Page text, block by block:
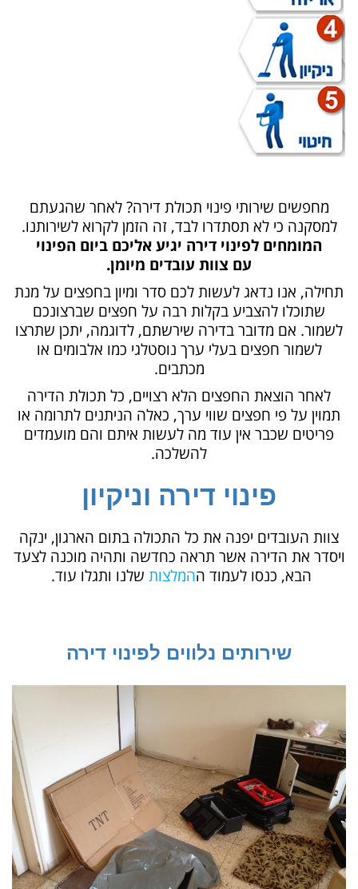
מחפשים שירותי פינוי תכולת דירה? לאחר שהגעתם
למסקנה כי לא תסתדרו לבד, זה הזמן לקרוא לשירותנו.
המומחים לפינוי דירה יגיע אליכם ביום הפינוי
עם צוות עובדים מיומן.
תחילה, אנו נדאג לעשות לכם סדר ומיון בחפצים על מנת
שתוכלו להצביע בקלות רבה על חפצים שברצונכם
לשמור. אם מדובר בדירה שירשתם, לדוגמה, יתכן שתרצו
לשמור חפצים בעלי ערך נוסטלגי כמו אלבומים או
מכתבים.
לאחר הוצאת החפצים הלא רצויים, כל תכולת הדירה
תמוין על פי חפצים שווי ערך, כאלה הניתנים לתרומה או
פריטים שכבר אין עוד מה לעשות איתם והם מועמדים
להשלכה.
פינוי דירה וניקיון
צוות העובדים יפנה את כל התכולה בתום הארגון, ינקה
ויסדר את הדירה אשר תראה כחדשה ותהיה מוכנה לצעד
הבא, כנסו לעמוד ההמלצות שלנו ותגלו עוד.
שירותים נלווים לפינוי דירה